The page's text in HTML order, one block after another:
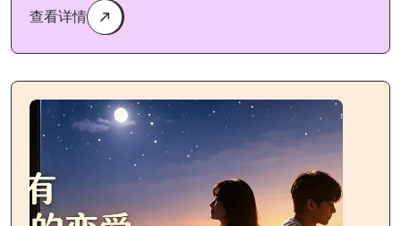
查看详情